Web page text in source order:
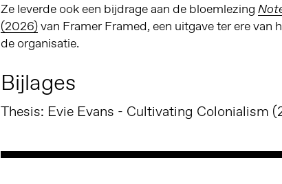
Ze leverde ook een bijdrage aan de bloemlezing
(2026)van Framer Framed, een uitgave ter ere van
de organisatie.
Bijlages
Thesis: Evie Evans - Cultivating Colonialism